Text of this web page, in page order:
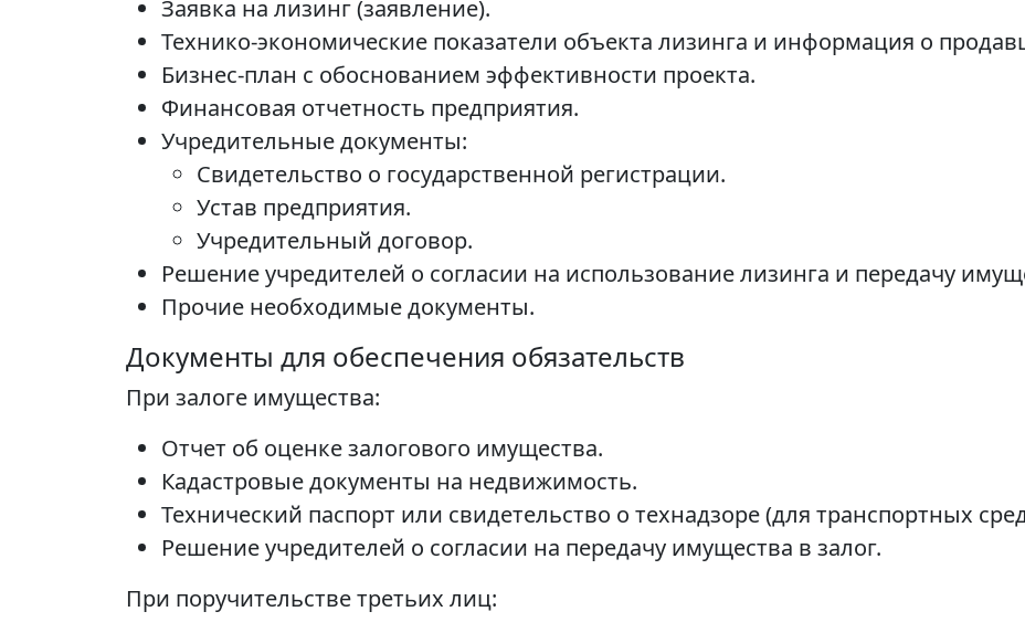
Заявка на лизинг (заявление).
Технико-экономические показатели объекта лизинга и информация о
Бизнес-план с обоснованием эффективности проекта.
Финансовая отчетность предприятия.
Учредительные документы:
Свидетельство о государственной регистрации.
Устав предприятия.
Учредительный договор.
Решение учредителей о согласии на использование лизинга и передачу
Прочие необходимые документы.
Документы для обеспечения обязательств
При залоге имущества:
Отчет об оценке залогового имущества.
Кадастровые документы на недвижимость.
Технический паспорт или свидетельство о технадзоре (для транспортных
Решение учредителей о согласии на передачу имущества в залог.
При поручительстве третьих лиц: